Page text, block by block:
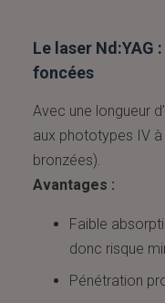
Le laser Nd:YAG
foncées
Avec une longueur
aux phototypes IV
bronzées).
Avantages :
Faible
donc risque
Pénétration